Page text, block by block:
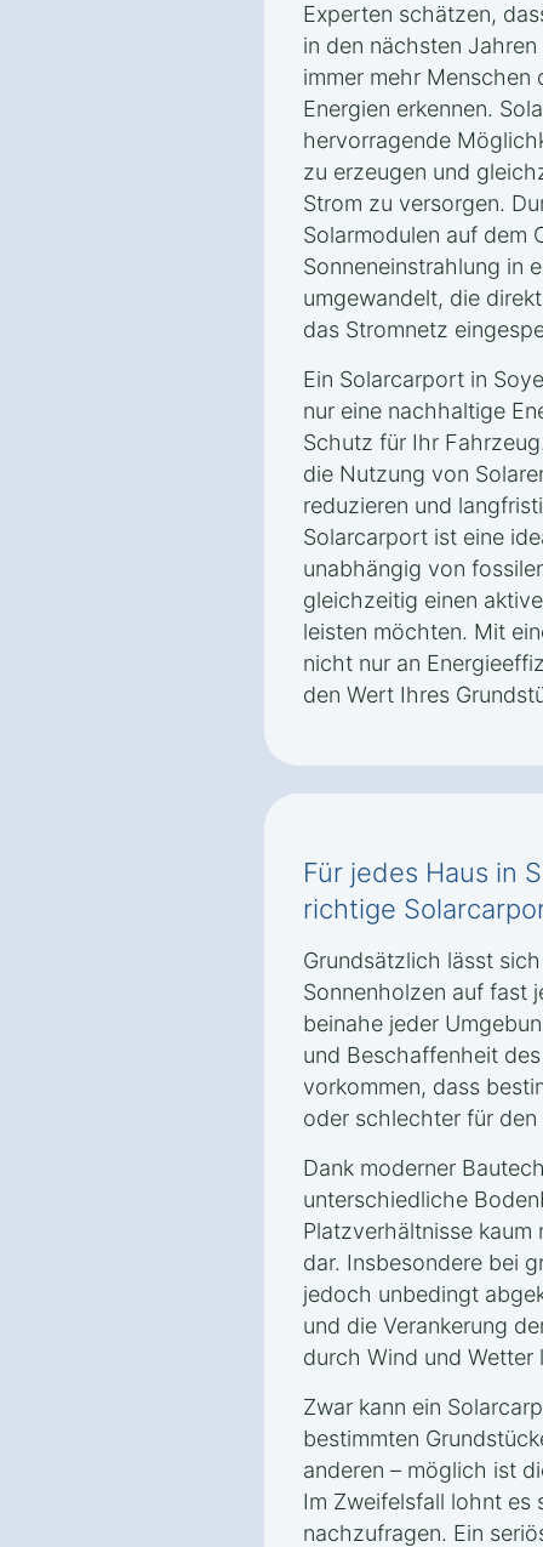
Experten schätzen,
in den nächsten
immer mehr Menschen
Energien erkennen.
hervorragende
zu erzeugen und
Strom zu versorgen.
Solarmodulen auf dem
Sonneneinstrahlung in
umgewandelt, die
das Stromnetz
Ein Solarcarport in
nur eine nachhaltige
Schutz für Ihr
die Nutzung von
reduzieren und
Solarcarport ist eine
unabhängig von
gleichzeitig einen
leisten möchten. Mit
nicht nur an
den Wert Ihres
Für jedes Haus in
richtige
Grundsätzlich lässt
Sonnenholzen auf fast
beinahe jeder
und Beschaffenheit
vorkommen, dass
oder schlechter für
Dank moderner
unterschiedliche
Platzverhältnisse kaum
dar. Insbesondere bei
jedoch unbedingt
und die Verankerung
durch Wind und
Zwar kann ein
bestimmten
anderen – möglich ist
Im Zweifelsfall lohnt es
nachzufragen. Ein